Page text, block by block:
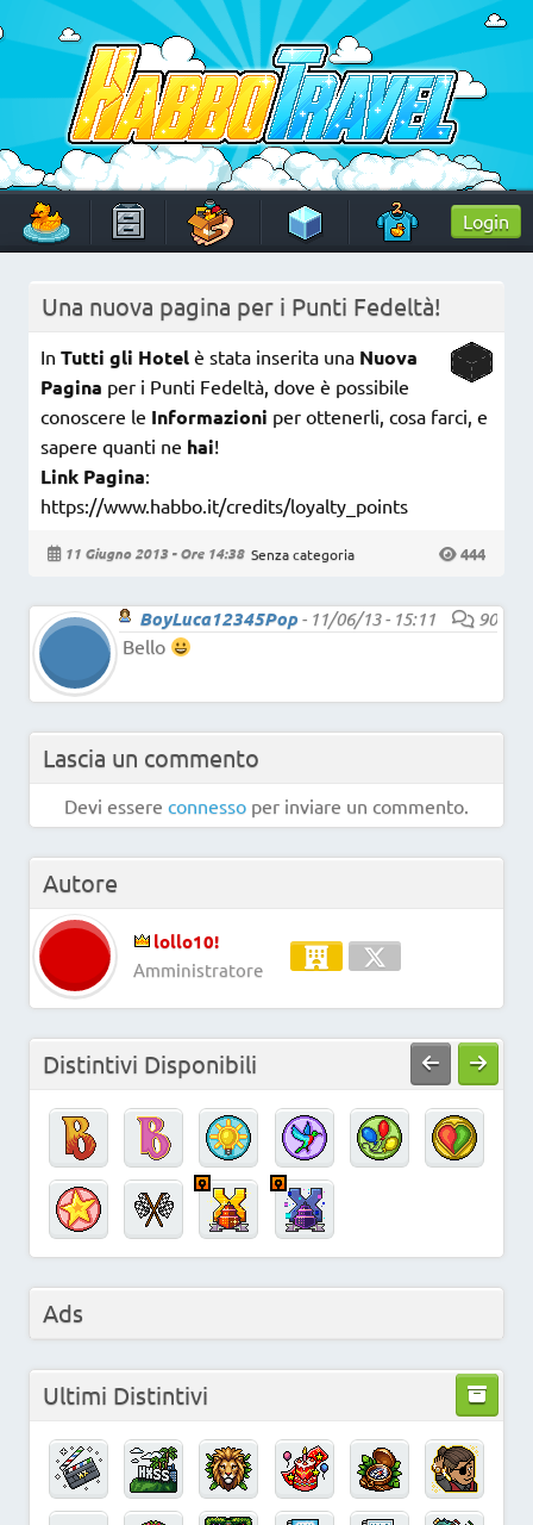
to
content
HabboTravel
Un viaggio di pixel!
Login
Una nuova pagina per i Punti Fedeltà!
In Tutti gli Hotel è stata inserita una Nuova
Pagina per i Punti Fedeltà, dove è possibile
conoscere le Informazioni per ottenerli, cosa farci, e
sapere quanti ne hai!
Link Pagina:
https://www.habbo.it/credits/loyalty_points
11 Giugno 2013 - Ore 14:38 Senza categoria 444
BoyLuca12345Pop - 11/06/13 - 15:11
90
Bello
Lascia un commento
Devi essere connesso per inviare un commento.
Autore
lollo10!
Amministratore
Distintivi Disponibili
Ads
Ultimi Distintivi